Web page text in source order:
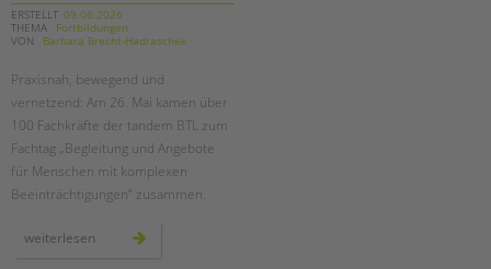
ERSTELLT 09.06.2026
THEMA
Fortbildungen
VON
Barbara Brecht-Hadraschek
Praxisnah, bewegend und
vernetzend: Am 26. Mai kamen über
100 Fachkräfte der tandem BTL zum
Fachtag „Begleitung und Angebote
für Menschen mit komplexen
Beeinträchtigungen“ zusammen.
weiterlesen fachtag